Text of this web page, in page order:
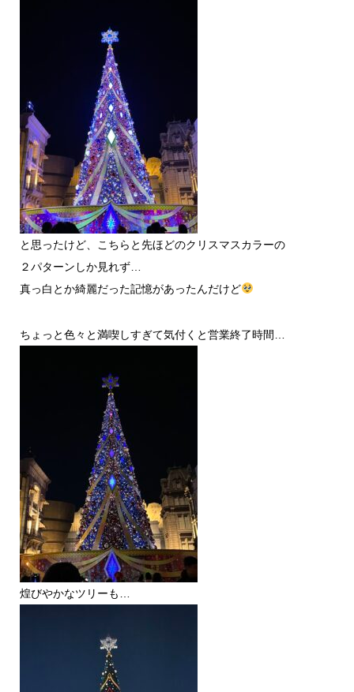
と思ったけど、こちらと先ほどのクリスマスカラーの
２パターンしか見れず…
真っ白とか綺麗だった記憶があったんだけど
ちょっと色々と満喫しすぎて気付くと営業終了時間…
煌びやかなツリーも…